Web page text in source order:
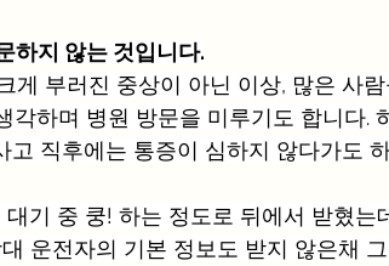
하지 않는 것입니다.
게 부러진 중상이 아닌 이상, 많은 사람
각하며 병원 방문을 미루기도 합니다.
직후에는 통증이 심하지 않다가도
기 중 쿵! 하는 정도로 뒤에서 받혔는
운전자의 기본 정보도 받지 않은채